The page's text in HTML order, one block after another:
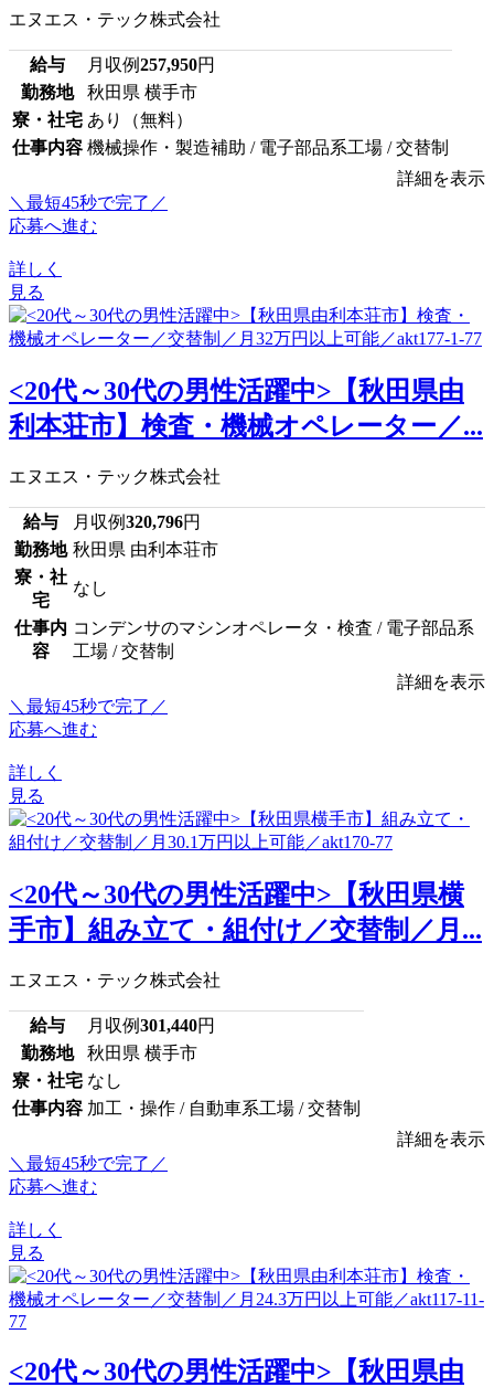
エヌエス・テック株式会社
給与 月収例257,950円
勤務地
秋田県 横手市
寮・社宅 あり（無料）
仕事内容 機械操作・製造補助 / 電子部品系工場 / 交替制
詳細を表示
＼最短45秒で完了／
応募へ進む
詳しく
見る
<20代～30代の男性活躍中>【秋田県由
利本荘市】検査・機械オペレーター／...
エヌエス・テック株式会社
給与 月収例320,796円
勤務地 秋田県 由利本荘市
寮・社
宅
なし
仕事内
容
コンデンサのマシンオペレータ・検査 / 電子部品系
工場 / 交替制
詳細を表示
＼最短45秒で完了／
応募へ進む
詳しく
見る
<20代～30代の男性活躍中>【秋田県横
手市】組み立て・組付け／交替制／月...
エヌエス・テック株式会社
給与 月収例301,440円
勤務地
秋田県 横手市
寮・社宅 なし
仕事内容 加工・操作 / 自動車系工場 / 交替制
詳細を表示
＼最短45秒で完了／
応募へ進む
詳しく
見る
<20代～30代の男性活躍中>【秋田県由